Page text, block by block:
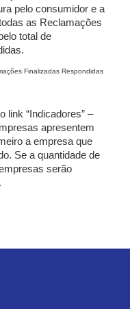
pelo consumidor e a
as Reclamações
total de
Finalizadas Respondidas
link “Indicadores” –
apresentem
a empresa que
Se a quantidade de
serão